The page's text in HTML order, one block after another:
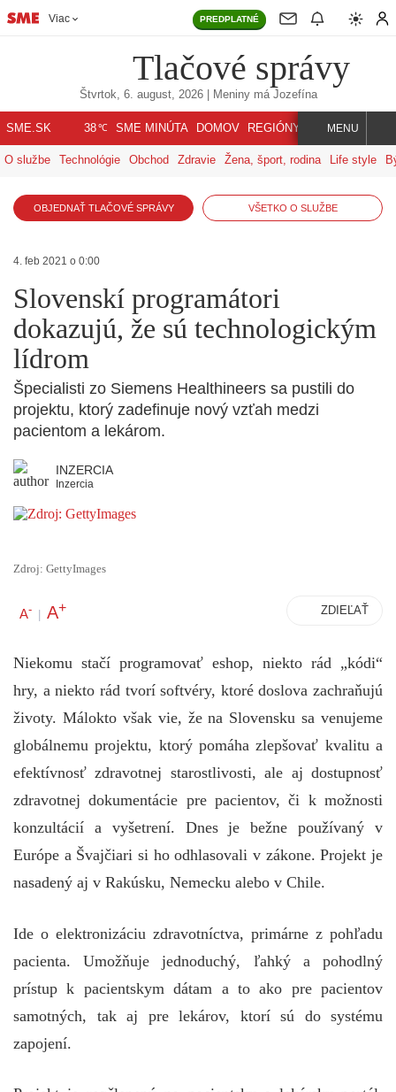
Viac PREDPLATNÉ
Tlačové správy
Štvrtok, 6. august, 2026| Meniny má Jozefína
SME.SK 38℃ SME MINÚTA DOMOV REGIÓNY INDEX SVET
MENU
O službe Technológie Obchod Zdravie Žena, šport, rodina Life style
OBJEDNAŤ TLAČOVÉ SPRÁVY VŠETKO O SLUŽBE
4. feb 2021 o 0:00
Slovenskí programátori
dokazujú, že sú technologickým
lídrom
Špecialisti zo Siemens Healthineers sa pustili do
projektu, ktorý zadefinuje nový vzťah medzi
pacientom a lekárom.
INZERCIA
Inzercia
Zdroj: GettyImages
A- | A+ ZDIEĽAŤ
Niekomu stačí programovať eshop, niekto rád „kódi“
hry, a niekto rád tvorí softvéry, ktoré doslova zachraňujú
životy. Málokto však vie, že na Slovensku sa venujeme
globálnemu projektu, ktorý pomáha zlepšovať kvalitu a
efektívnosť zdravotnej starostlivosti, ale aj dostupnosť
zdravotnej dokumentácie pre pacientov, či k možnosti
konzultácií a vyšetrení. Dnes je bežne používaný v
Európe a Švajčiari si ho odhlasovali v zákone. Projekt je
nasadený aj v Rakúsku, Nemecku alebo v Chile.
Ide o elektronizáciu zdravotníctva, primárne z pohľadu
pacienta. Umožňuje jednoduchý, ľahký a pohodlný
prístup k pacientskym dátam a to ako pre pacientov
samotných, tak aj pre lekárov, ktorí sú do systému
zapojení.